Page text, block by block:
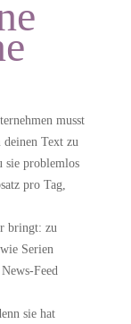
musst
Text zu
sie problemlos
pro Tag,
bringt: zu
Serien
Feed
sie hat